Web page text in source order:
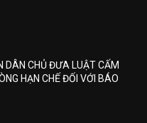
DÂN CHỦ ĐƯA LUẬT CẤM
HẠN CHẾ ĐỐI VỚI BÁO